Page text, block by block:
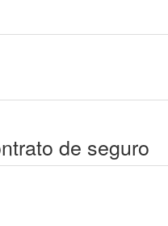
de seguro